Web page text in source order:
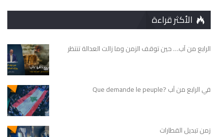
الأكثر قراءة
الرابع من آب… حين توقف الزمن وما زالت العدالة تنتظر
في الرابع من آب ?Que demande le peuple
زمن تبديل القطارات